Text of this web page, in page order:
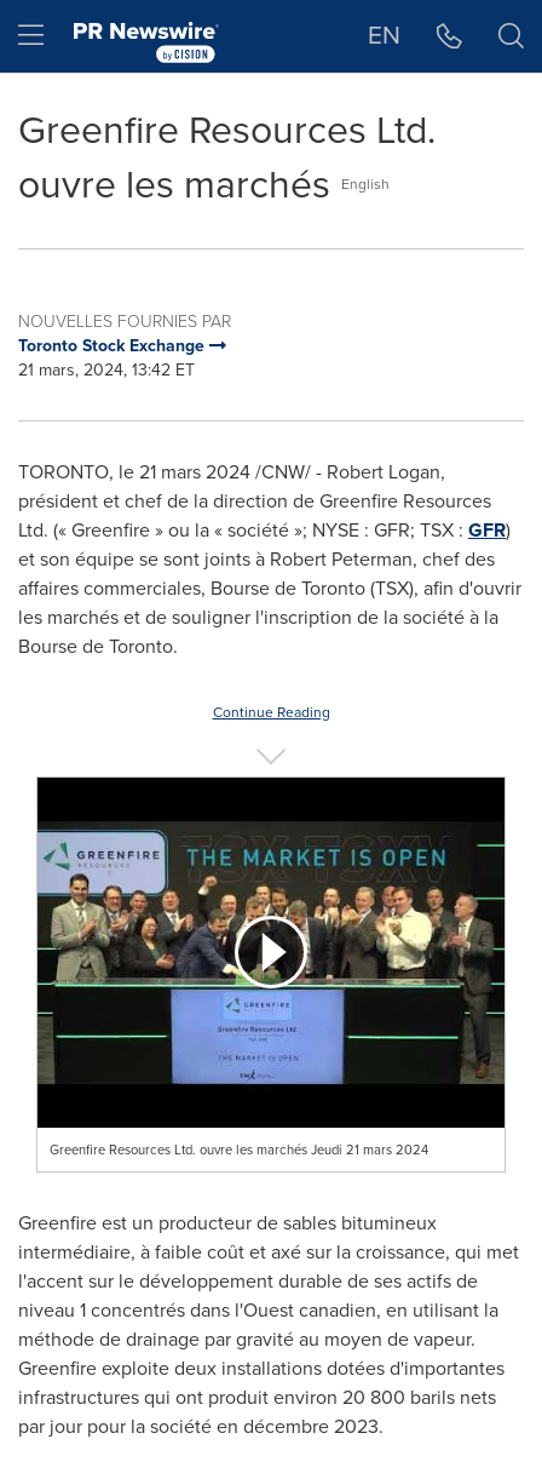
Hamburger menu EN
Greenfire Resources Ltd.
ouvre les marchés
English
NOUVELLES FOURNIES PAR
Toronto Stock Exchange
21 mars, 2024, 13:42 ET
TORONTO, le 21 mars 2024/CNW/ - Robert Logan,
président et chef de la direction de Greenfire Resources
Ltd. (« Greenfire » ou la « société »; NYSE : GFR; TSX : GFR)
et son équipe se sont joints à Robert Peterman, chef des
affaires commerciales, Bourse deToronto(TSX), afin d'ouvrir
les marchés et de souligner l'inscription de la société à la
Bourse deToronto.
Continue Reading
Greenfire Resources Ltd. ouvre les marchés Jeudi 21 mars 2024
Greenfire est un producteur de sables bitumineux
intermédiaire, à faible coût et axé sur la croissance, qui met
l'accent sur le développement durable de ses actifs de
niveau 1 concentrés dans l'Ouest canadien, en utilisant la
méthode de drainage par gravité au moyen de vapeur.
Greenfire exploite deux installations dotées d'importantes
infrastructures qui ont produit environ 20 800 barils nets
par jour pour la société en décembre 2023.